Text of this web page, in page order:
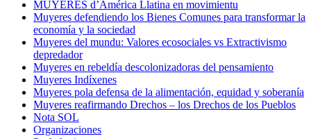
MUYERES d’América Llatina en movimientu
Muyeres defendiendo los Bienes Comunes para transformar la
economía y la sociedad
Muyeres del mundu: Valores ecosociales vs Extractivismo
depredador
Muyeres en rebeldía descolonizadoras del pensamiento
Muyeres Indíxenes
Muyeres pola defensa de la alimentación, equidad y soberanía
Muyeres reafirmando Drechos – los Drechos de los Pueblos
Nota SOL
Organizaciones